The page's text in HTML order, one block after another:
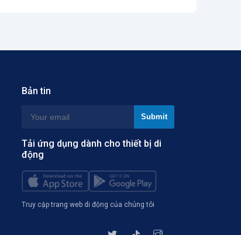
Bản tin
Tải ứng dụng dành cho thiết bị di
động
Truy cập trang web di động của chúng tôi